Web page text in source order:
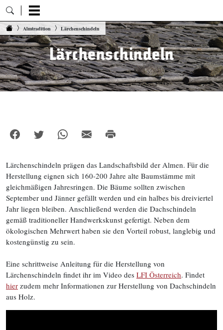
Zum Inhalt springen
Almtradition Lärchenschindeln
Lärchenschindeln
Lärchenschindeln prägen das Landschaftsbild der Almen. Für die
Herstellung eignen sich 160-200 Jahre alte Baumstämme mit
gleichmäßigen Jahresringen. Die Bäume sollten zwischen
September und Jänner gefällt werden und ein halbes bis dreiviertel
Jahr liegen bleiben. Anschließend werden die Dachschindeln
gemäß traditioneller Handwerkskunst gefertigt. Neben dem
ökologischen Mehrwert haben sie den Vorteil robust, langlebig und
kostengünstig zu sein.
Eine schrittweise Anleitung für die Herstellung von
Lärchenschindeln findet ihr im Video des LFI Österreich. Findet
hier zudem mehr Informationen zur Herstellung von Dachschindeln
aus Holz.